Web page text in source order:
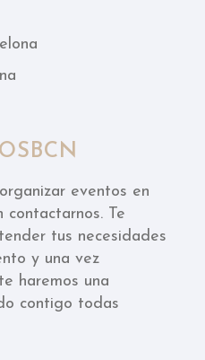
eventos en
contactarnos. Te
tus necesidades
y una vez
haremos una
contigo todas